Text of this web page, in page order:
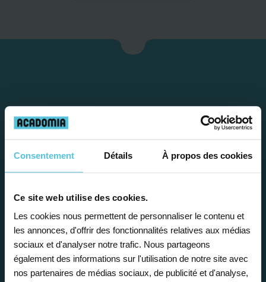
Consentement Détails À propos des cookies
Ce site web utilise des cookies.
Les cookies nous permettent de personnaliser le contenu et
les annonces, d'offrir des fonctionnalités relatives aux médias
sociaux et d'analyser notre trafic. Nous partageons
également des informations sur l'utilisation de notre site avec
nos partenaires de médias sociaux, de publicité et d'analyse,
Je vous propose un
bilan personnalisé